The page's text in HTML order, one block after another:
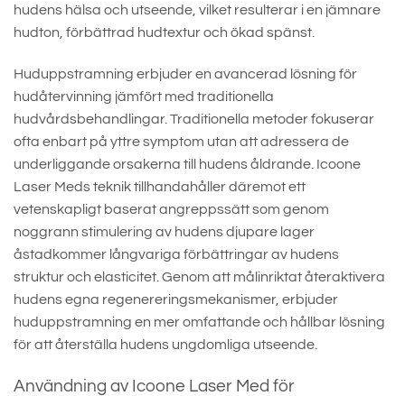
hudens hälsa och utseende, vilket resulterar i en jämnare
hudton, förbättrad hudtextur och ökad spänst.
Huduppstramning erbjuder en avancerad lösning för
hudåtervinning jämfört med traditionella
hudvårdsbehandlingar. Traditionella metoder fokuserar
ofta enbart på yttre symptom utan att adressera de
underliggande orsakerna till hudens åldrande. Icoone
Laser Meds teknik tillhandahåller däremot ett
vetenskapligt baserat angreppssätt som genom
noggrann stimulering av hudens djupare lager
åstadkommer långvariga förbättringar av hudens
struktur och elasticitet. Genom att målinriktat återaktivera
hudens egna regenereringsmekanismer, erbjuder
huduppstramning en mer omfattande och hållbar lösning
för att återställa hudens ungdomliga utseende.
Användning av Icoone Laser Med för